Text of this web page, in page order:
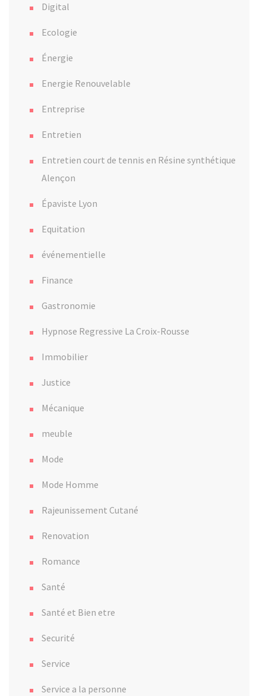
Digital
Ecologie
Énergie
Energie Renouvelable
Entreprise
Entretien
Entretien court de tennis en Résine synthétique
Alençon
Épaviste Lyon
Equitation
événementielle
Finance
Gastronomie
Hypnose Regressive La Croix-Rousse
Immobilier
Justice
Mécanique
meuble
Mode
Mode Homme
Rajeunissement Cutané
Renovation
Romance
Santé
Santé et Bien etre
Securité
Service
Service a la personne